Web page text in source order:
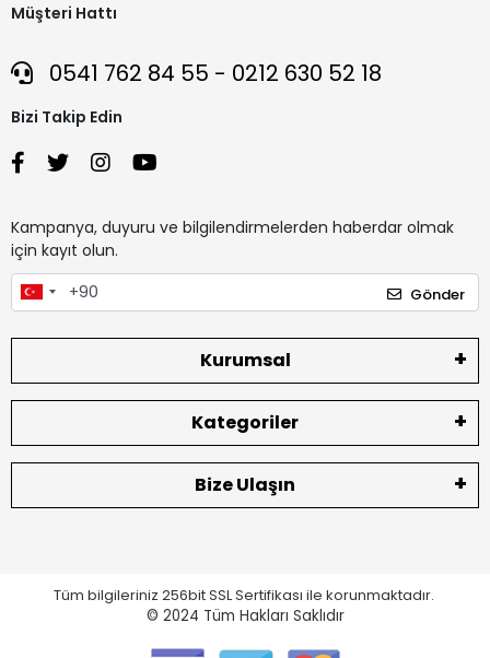
Müşteri Hattı
0541 762 84 55 - 0212 630 52 18
Bizi Takip Edin
Kampanya, duyuru ve bilgilendirmelerden haberdar olmak
için kayıt olun.
Gönder
Kurumsal
Kategoriler
Bize Ulaşın
Tüm bilgileriniz 256bit SSL Sertifikası ile korunmaktadır.
© 2024 Tüm Hakları Saklıdır